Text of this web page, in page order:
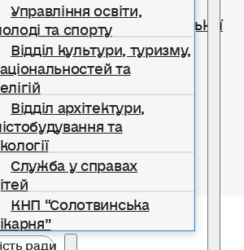
Управління освіти,
та спорту
Відділ культури, туризму,
та
Відділ архітектури,
та
Служба у справах
КНП “Солотвинська
ради
підприємницької
території Солотвинської
громади
розділу